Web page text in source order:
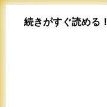
続きがすぐ読める！